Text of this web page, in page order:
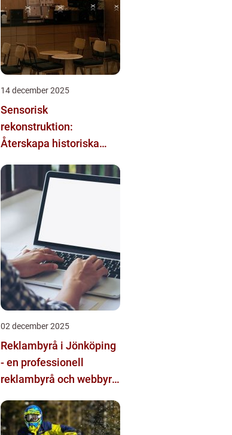
14 december 2025
Sensorisk
rekonstruktion:
Återskapa historiska
multimodala AI
02 december 2025
Reklambyrå i Jönköping
- en professionell
reklambyrå och webbyrå
kommunikation